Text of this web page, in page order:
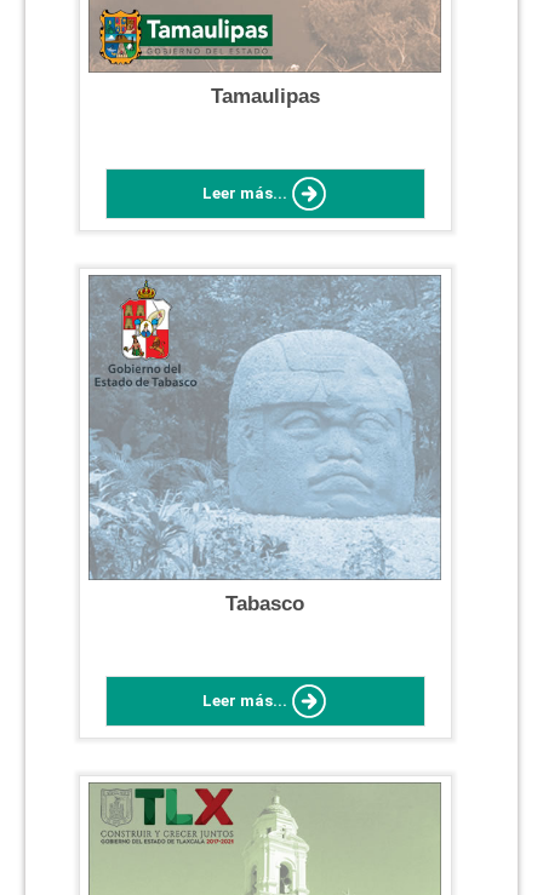
Tamaulipas
Leer más...
Tabasco
Leer más...